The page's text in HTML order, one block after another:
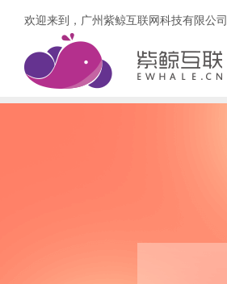
欢迎来到，广州紫鲸互联网科技有限公司